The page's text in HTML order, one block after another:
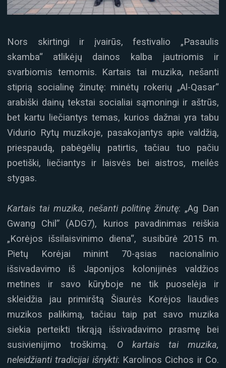
Nors skirtingi ir įvairūs, festivalio „Pasaulis
skamba“ atlikėjų dainos kalba jautriomis ir
svarbiomis temomis. Kartais tai muzika, nešanti
stiprią socialinę žinutę: minėtų rokerių „Al-Qasar“
arabiški dainų tekstai socialiai sąmoningi ir aštrūs,
bet kartu liečiantys temas, kurios dažnai yra tabu
Vidurio Rytų muzikoje, pasakojantys apie valdžią,
priespaudą, pabėgėlių patirtis, tačiau tuo pačiu
poetiški, liečiantys ir laisvės bei aistros, meilės
stygas.
Kartais tai muzika, nešanti politinę žinutę: „Ag Dan
Gwang Chil” (ADG7), kurios pavadinimas reiškia
„Korėjos išsilaisvinimo diena“, susibūrė 2015 m.
Pietų Korėjai minint 70-ąsias nacionalinio
išsivadavimo iš Japonijos kolonijinės valdžios
metines ir savo kūryboje ne tik puoselėja ir
skleidžia jau primirštą Šiaurės Korėjos liaudies
muzikos palikimą, tačiau taip pat savo muzika
siekia perteikti tikrąją išsivadavimo prasmę bei
susivienijimo troškimą. O kartais tai muzika,
neleidžianti tradicijai išnykti: Karolinos Cichos ir Co.